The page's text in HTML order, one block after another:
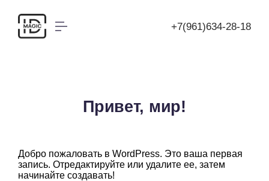
+7(961)634-28-18
Привет, мир!
Добро пожаловать в WordPress. Это ваша первая
запись. Отредактируйте или удалите ее, затем
начинайте создавать!